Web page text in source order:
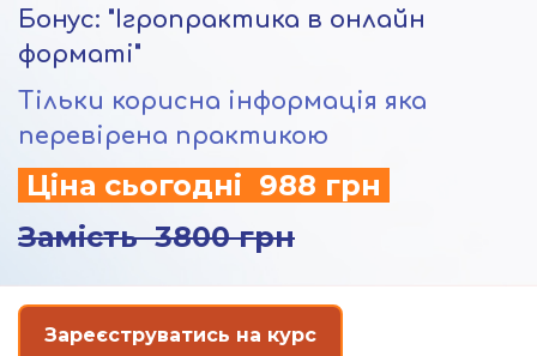
Бонус: "Ігропрактика в онлайн
форматі"
Тільки корисна інформація яка
перевірена практикою
Ціна сьогодні 988 грн
Замість 3800 грн
Зареєструватись на курс